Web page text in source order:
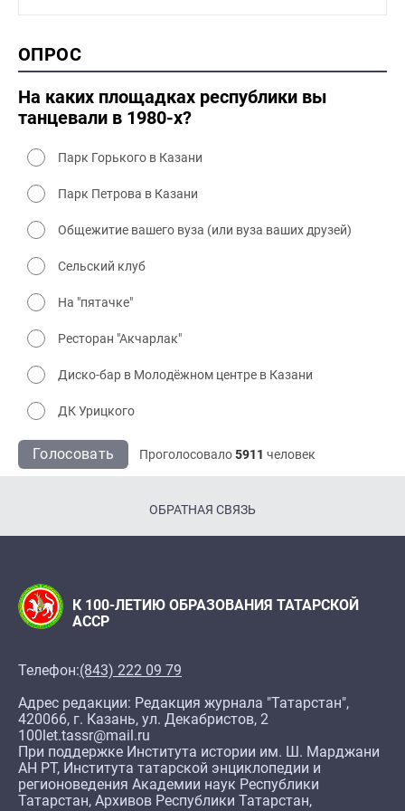
1990-2000 культура
2000 промышленность
2000 культура
ОПРОС
На каких площадках республики вы
танцевали в 1980-х?
Парк Горького в Казани
Парк Петрова в Казани
Общежитие вашего вуза (или вуза ваших друзей)
Сельский клуб
На "пятачке"
Ресторан "Акчарлак"
Диско-бар в Молодёжном центре в Казани
ДК Урицкого
Голосовать Проголосовало5911 человек
ОБРАТНАЯ СВЯЗЬ
К 100-ЛЕТИЮ ОБРАЗОВАНИЯ ТАТАРСКОЙ
АССР
Телефон:(843) 222 09 79
Адрес редакции: Редакция журнала "Татарстан",
420066, г. Казань, ул. Декабристов, 2
100let.tassr@mail.ru
При поддержке Института истории им. Ш. Марджани
АН РТ, Института татарской энциклопедии и
регионоведения Академии наук Республики
Татарстан, Архивов Республики Татарстан,